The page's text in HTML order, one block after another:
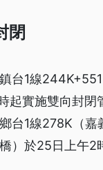
閉
台1線244K+551
起實施雙向封閉
台1線278K（嘉
）於25日上午2